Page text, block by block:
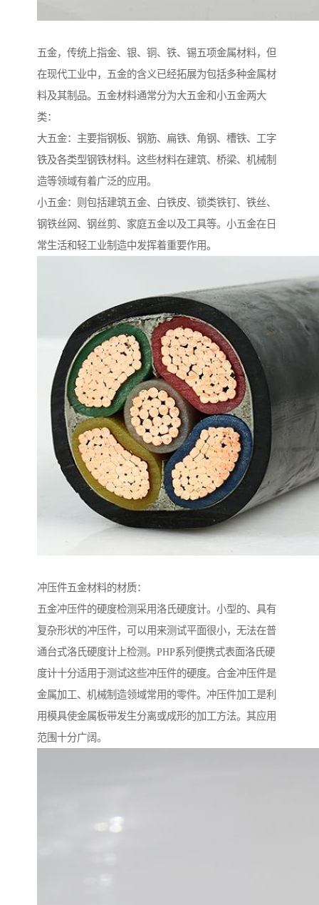
五金，传统上指金、银、铜、铁、锡五项金属材料，但
在现代工业中，五金的含义已经拓展为包括多种金属材
料及其制品。五金材料通常分为大五金和小五金两大
类：
大五金：主要指钢板、钢筋、扁铁、角钢、槽铁、工字
铁及各类型钢铁材料。这些材料在建筑、桥梁、机械制
造等领域有着广泛的应用。
小五金：则包括建筑五金、白铁皮、锁类铁钉、铁丝、
钢铁丝网、钢丝剪、家庭五金以及工具等。小五金在日
常生活和轻工业制造中发挥着重要作用。
冲压件五金材料的材质：
五金冲压件的硬度检测采用洛氏硬度计。小型的、具有
复杂形状的冲压件，可以用来测试平面很小，无法在普
通台式洛氏硬度计上检测。PHP系列便携式表面洛氏硬
度计十分适用于测试这些冲压件的硬度。合金冲压件是
金属加工、机械制造领域常用的零件。冲压件加工是利
用模具使金属板带发生分离或成形的加工方法。其应用
范围十分广阔。